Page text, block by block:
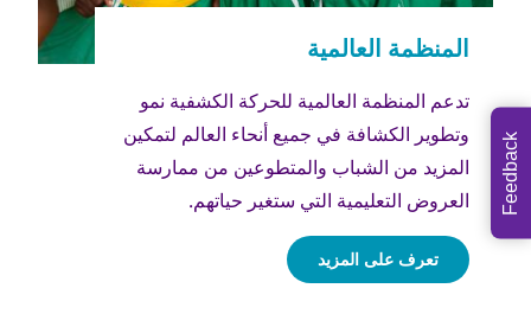
تدعم المنظمة العالمية للحركة الكشفية نمو
وتطوير الكشافة في جميع أنحاء العالم لتمكين
المزيد من الشباب والمتطوعين من ممارسة
العروض التعليمية التي ستغير حياتهم.
تعرف على المزيد
Feedback